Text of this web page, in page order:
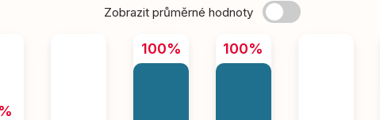
Zobrazit průměrné hodnoty
100% 100%